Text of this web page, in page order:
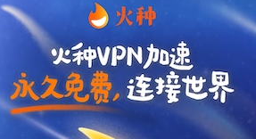
反对